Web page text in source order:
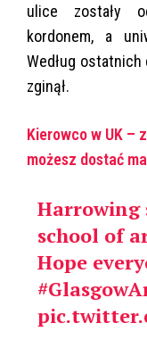
ulice zostały
kordonem, a
Według
zginął.
Kierowco w UK –
możesz dostać
Harrowing
school of
Hope